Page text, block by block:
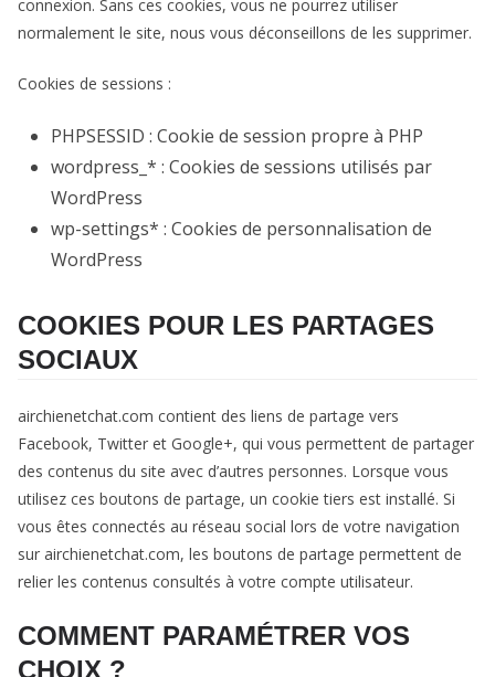
connexion. Sans ces cookies, vous ne pourrez utiliser
normalement le site, nous vous déconseillons de les supprimer.
Cookies de sessions :
PHPSESSID : Cookie de session propre à PHP
wordpress_* : Cookies de sessions utilisés par
WordPress
wp-settings* : Cookies de personnalisation de
WordPress
COOKIES POUR LES PARTAGES
SOCIAUX
airchienetchat.com contient des liens de partage vers
Facebook, Twitter et Google+, qui vous permettent de partager
des contenus du site avec d’autres personnes. Lorsque vous
utilisez ces boutons de partage, un cookie tiers est installé. Si
vous êtes connectés au réseau social lors de votre navigation
sur airchienetchat.com, les boutons de partage permettent de
relier les contenus consultés à votre compte utilisateur.
COMMENT PARAMÉTRER VOS
CHOIX ?